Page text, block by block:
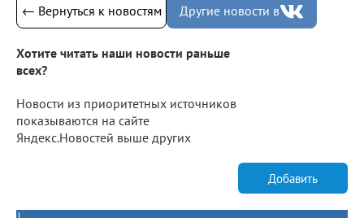
← Вернуться к новостям Другие новости в
Хотите читать наши новости раньше
всех?
Новости из приоритетных источников
показываются на сайте
Яндекс.Новостей выше других
Добавить